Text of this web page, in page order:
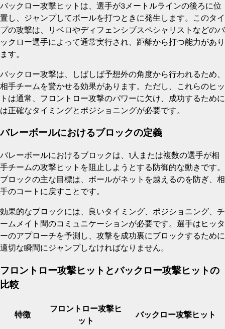
バックロー攻撃ヒットは、選手が3メートルラインの後ろに位
置し、ジャンプしてボールを打つときに発生します。このタイ
プの攻撃は、リベロやディフェンシブスペシャリストなどのバ
ックロー選手によって通常実行され、距離から打つ能力があり
ます。
バックロー攻撃は、しばしば予想外の角度から行われるため、
相手チームを驚かせる効果があります。ただし、これらのヒッ
トは通常、フロントロー攻撃のパワーに欠け、成功するために
は正確なタイミングとポジショニングが必要です。
バレーボールにおけるブロックの定義
バレーボールにおけるブロックは、1人または複数の選手が相
手チームの攻撃ヒットを阻止しようとする防御的な動きです。
ブロックの主な目標は、ボールがネットを越えるのを防ぎ、相
手のコートに戻すことです。
効果的なブロックには、良いタイミング、ポジショニング、チ
ームメイト間のコミュニケーションが必要です。選手はヒッタ
ーのアプローチを予測し、攻撃を成功裏にブロックするために
適切な瞬間にジャンプしなければなりません。
フロントロー攻撃ヒットとバックロー攻撃ヒットの
比較
特徴
フロントロー攻撃ヒ
ット
バックロー攻撃ヒット